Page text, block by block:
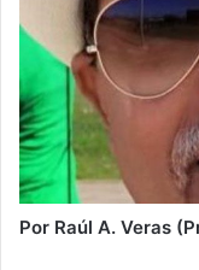
Por Raúl A. Veras